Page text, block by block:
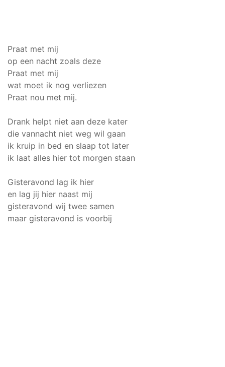
Praat met mij
op een nacht zoals deze
Praat met mij
wat moet ik nog verliezen
Praat nou met mij.
Drank helpt niet aan deze kater
die vannacht niet weg wil gaan
ik kruip in bed en slaap tot later
ik laat alles hier tot morgen staan
Gisteravond lag ik hier
en lag jij hier naast mij
gisteravond wij twee samen
maar gisteravond is voorbij